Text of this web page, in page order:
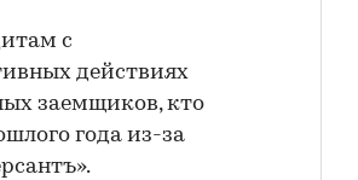
с
действиях
заемщиков, кто
года из-за